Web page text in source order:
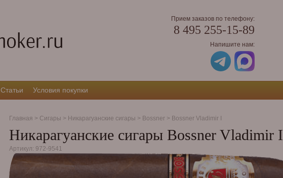
Прием заказов по телефону:
8 495 255-15-89
Напишите нам:
Статьи Условия покупки
Главная > Сигары > Никарагуанские сигары > Bossner> Bossner Vladimir I
Никарагуанские сигары Bossner Vladimir I
Артикул: 972-9541